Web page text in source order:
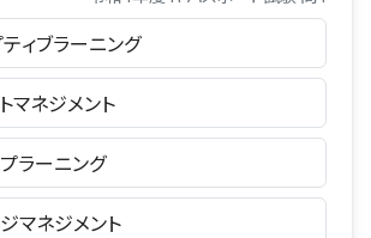
ィブラーニング
マネジメント
ラーニング
マネジメント